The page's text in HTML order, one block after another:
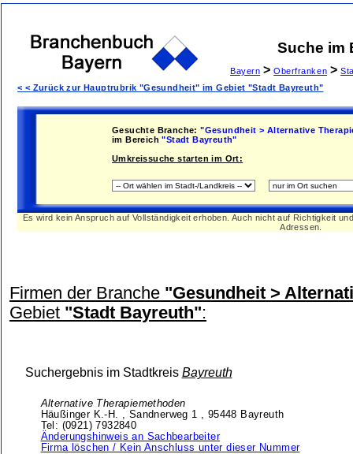
Suche im
Bayern > Oberfranken >
< < Zurück zur Hauptrubrik "Gesundheit" im Gebiet "Stadt Bayreuth"
Gesuchte Branche: "Gesundheit > Alternative
im Bereich "Stadt Bayreuth"
Umkreissuche starten im Ort:
Es wird kein Anspruch auf Vollständigkeit erhoben. Auch nicht auf Richtigkeit
Adressen.
Firmen der Branche "Gesundheit >
Gebiet "Stadt Bayreuth":
Suchergebnis im Stadtkreis Bayreuth
Alternative Therapiemethoden
Häußinger K.-H. , Sandnerweg 1 , 95448 Bayreuth
Tel: (0921) 7932840
Änderungshinweis an Sachbearbeiter
Firma löschen / Kein Anschluss unter dieser Nummer